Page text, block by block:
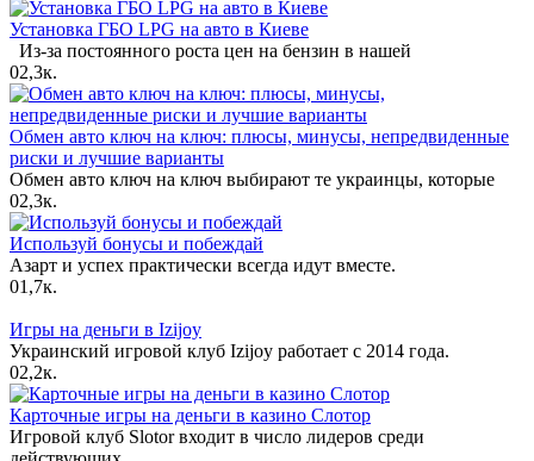
Установка ГБО LPG на авто в Киеве
Из-за постоянного роста цен на бензин в нашей
02,3к.
Обмен авто ключ на ключ: плюсы, минусы, непредвиденные
риски и лучшие варианты
Обмен авто ключ на ключ выбирают те украинцы, которые
02,3к.
Используй бонусы и побеждай
Азарт и успех практически всегда идут вместе.
01,7к.
Игры на деньги в Izijoy
Украинский игровой клуб Izijoy работает с 2014 года.
02,2к.
Карточные игры на деньги в казино Слотор
Игровой клуб Slotor входит в число лидеров среди